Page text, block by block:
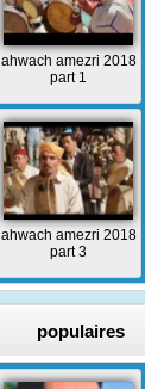
ahwach amezri 2018
part 1
ahwach amezri 2018
part 3
populaires